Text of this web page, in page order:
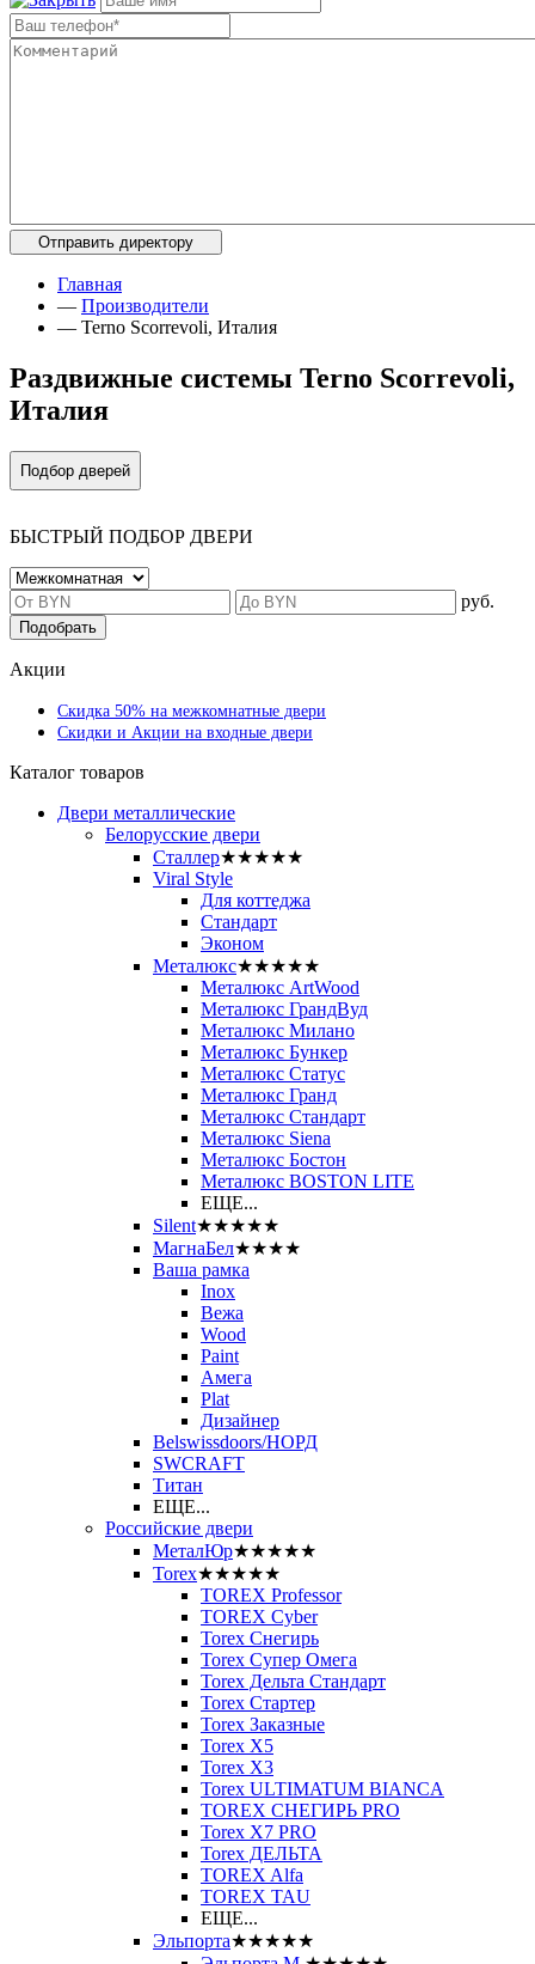
Главная
— Производители
— Terno Scorrevoli, Италия
Раздвижные системы Terno Scorrevoli,
Италия
Подбор дверей
БЫСТРЫЙ ПОДБОР ДВЕРИ
руб.
Подобрать
Акции
Скидка 50% на межкомнатные двери
Скидки и Акции на входные двери
Каталог товаров
Двери металлические
Белорусские двери
Сталлер★★★★★
Viral Style
Для коттеджа
Стандарт
Эконом
Металюкс★★★★★
Металюкс ArtWood
Металюкс ГрандВуд
Металюкс Милано
Металюкс Бункер
Металюкс Статус
Металюкс Гранд
Металюкс Стандарт
Металюкс Siena
Металюкс Бостон
Металюкс BOSTON LITE
ЕЩЕ...
Silent★★★★★
МагнаБел★★★★
Ваша рамка
Inox
Вежа
Wood
Paint
Амега
Plat
Дизайнер
Belswissdoors/НОРД
SWCRAFT
Титан
ЕЩЕ...
Российские двери
МеталЮр★★★★★
Torex★★★★★
TOREX Professor
TOREX Cyber
Torex Снегирь
Torex Супер Омега
Torex Дельта Стандарт
Torex Стартер
Torex Заказные
Torex Х5
Torex Х3
Torex ULTIMATUM BIANCA
TOREX СНЕГИРЬ PRO
Torex X7 PRO
Torex ДЕЛЬТА
TOREX Alfa
TOREX TAU
ЕЩЕ...
Эльпорта★★★★★